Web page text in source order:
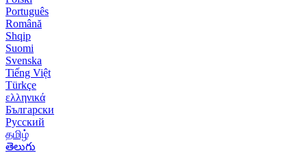
Português
Română
Shqip
Suomi
Svenska
Tiếng Việt
Türkçe
ελληνικά
Български
Русский
தமிழ்
తెలుగు